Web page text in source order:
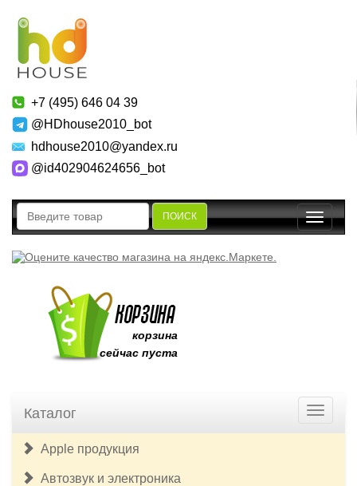
+7 (495) 646 04 39
@HDhouse2010_bot
hdhouse2010@yandex.ru
@id402904624656_bot
ПОИСК
Toggle
корзина
сейчас пуста
Каталог
Apple продукция
Автозвук и электроника